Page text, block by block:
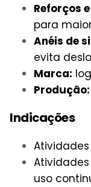
Reforços
para
Anéis de
evita
Marca:
Produção:
Indicações
uso